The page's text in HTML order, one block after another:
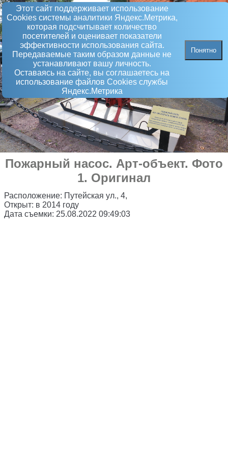
Этот сайт поддерживает использование
Сookies системы аналитики Яндекс.Метрика,
которая подсчитывает количество
посетителей и оценивает показатели
эффективности использования сайта.
Передаваемые таким образом данные не
устанавливают вашу личность.
Оставаясь на сайте, вы соглашаетесь на
использование файлов Сookies службы
Яндекс.Метрика
Понятно
Пожарный насос. Арт-объект. Фото
1. Оригинал
Расположение: Путейская ул., 4,
Открыт: в 2014 году
Дата съемки: 25.08.2022 09:49:03